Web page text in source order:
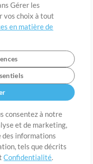
Gérer les
vos choix à tout
en matière de
consentez à notre
et de marketing,
des informations
tels que décrits
Confidentialité.
Préférences en
Contact
droits réservés.